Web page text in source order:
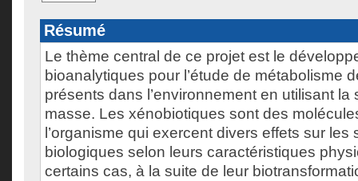
Résumé
Le thème central de ce projet est le
bioanalytiques pour l’étude de métabolisme
présents dans l’environnement en utilisant la
masse. Les xénobiotiques sont des
l’organisme qui exercent divers effets sur les
biologiques selon leurs caractéristiques
certains cas, à la suite de leur